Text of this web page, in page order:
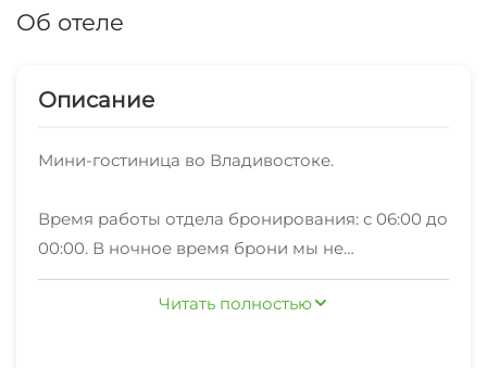
Об отеле
Описание
Мини-гостиница во Владивостоке.
Время работы отдела бронирования: с 06:00 до
00:00. В ночное время брони мы не
принимаем. Круглосуточное заселение
возможно лишь при предварительном
Читать полностью